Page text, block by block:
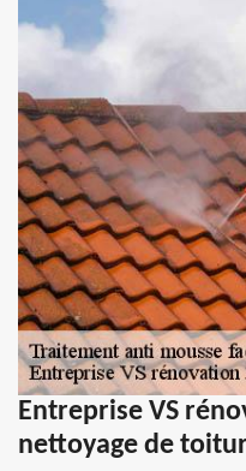
Entreprise VS
nettoyage de